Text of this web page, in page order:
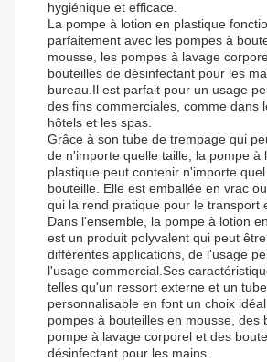
hygiénique et efficace.
La pompe à lotion en plastique
parfaitement avec les pompes à
mousse, les pompes à lavage
bouteilles de désinfectant pour les
bureau.Il est parfait pour un usage
des fins commerciales, comme dans
hôtels et les spas.
Grâce à son tube de trempage qui
de n'importe quelle taille, la pompe à
plastique peut contenir n'importe
bouteille. Elle est emballée en vrac
qui la rend pratique pour le transport
Dans l'ensemble, la pompe à lotion
est un produit polyvalent qui peut
différentes applications, de l'usage
l'usage commercial.Ses
telles qu'un ressort externe et un
personnalisable en font un choix
pompes à bouteilles en mousse, des
pompe à lavage corporel et des
désinfectant pour les mains.